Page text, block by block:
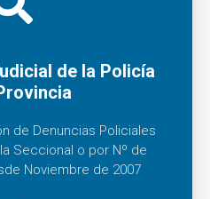
de la Policía
de Denuncias Policiales
Seccional o por Nº de
Noviembre de 2007